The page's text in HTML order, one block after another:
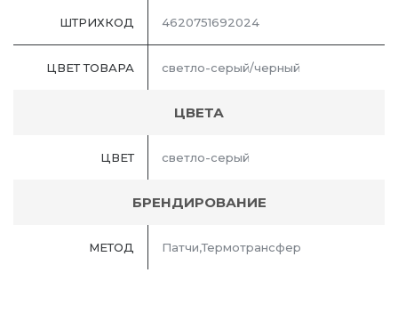
ШТРИХКОД 4620751692024
ЦВЕТ ТОВАРА светло-серый/черный
ЦВЕТА
ЦВЕТ светло-серый
БРЕНДИРОВАНИЕ
МЕТОД Патчи,Термотрансфер